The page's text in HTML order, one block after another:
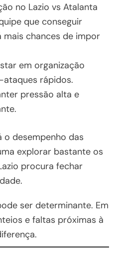
no Lazio vs Atalanta
que conseguir
chances de impor
em organização
rápidos.
pressão alta e
desempenho das
explorar bastante os
procura fechar
ser determinante. Em
e faltas próximas à